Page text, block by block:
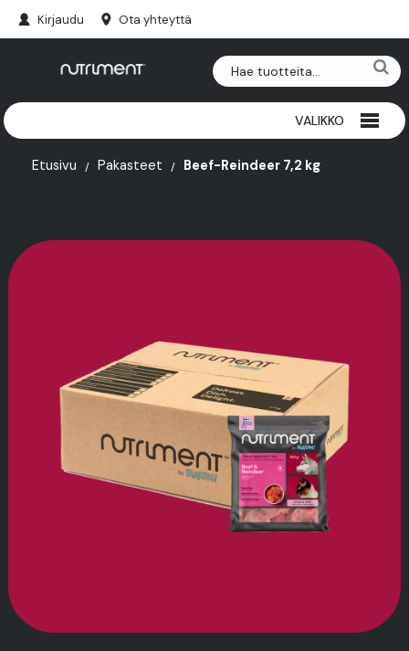
Kirjaudu Ota yhteyttä
VALIKKO
RIISTAPURULUUT
SARVET
LISÄRAVINTEET
TARINAMME
Etusivu Pakasteet Beef-Reindeer 7,2 kg